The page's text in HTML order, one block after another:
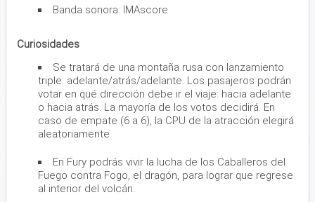
Banda sonora: IMAscore
Curiosidades
Se tratará de una montaña rusa con lanzamiento
triple: adelante/atrás/adelante. Los pasajeros podrán
votar en qué dirección debe ir el viaje: hacia adelante
o hacia atrás. La mayoría de los votos decidirá. En
caso de empate (6 a 6), la CPU de la atracción elegirá
aleatoriamente.
En Fury podrás vivir la lucha de los Caballeros del
Fuego contra Fogo, el dragón, para lograr que regrese
al interior del volcán.